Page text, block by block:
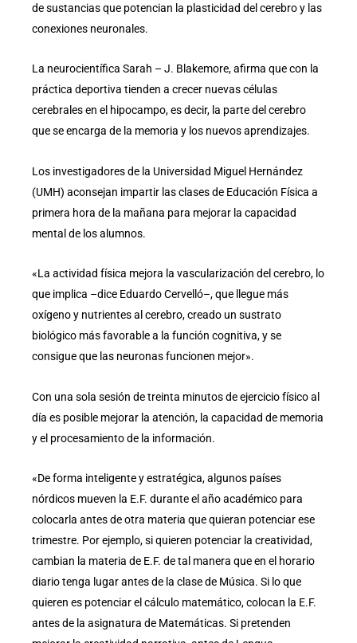
de sustancias que potencian la plasticidad del cerebro y las
conexiones neuronales.
La neurocientífica Sarah – J. Blakemore, afirma que con la
práctica deportiva tienden a crecer nuevas células
cerebrales en el hipocampo, es decir, la parte del cerebro
que se encarga de la memoria y los nuevos aprendizajes.
Los investigadores de la Universidad Miguel Hernández
(UMH) aconsejan impartir las clases de Educación Física a
primera hora de la mañana para mejorar la capacidad
mental de los alumnos.
«La actividad física mejora la vascularización del cerebro, lo
que implica –dice Eduardo Cervelló–, que llegue más
oxígeno y nutrientes al cerebro, creado un sustrato
biológico más favorable a la función cognitiva, y se
consigue que las neuronas funcionen mejor».
Con una sola sesión de treinta minutos de ejercicio físico al
día es posible mejorar la atención, la capacidad de memoria
y el procesamiento de la información.
«De forma inteligente y estratégica, algunos países
nórdicos mueven la E.F. durante el año académico para
colocarla antes de otra materia que quieran potenciar ese
trimestre. Por ejemplo, si quieren potenciar la creatividad,
cambian la materia de E.F. de tal manera que en el horario
diario tenga lugar antes de la clase de Música. Si lo que
quieren es potenciar el cálculo matemático, colocan la E.F.
antes de la asignatura de Matemáticas. Si pretenden